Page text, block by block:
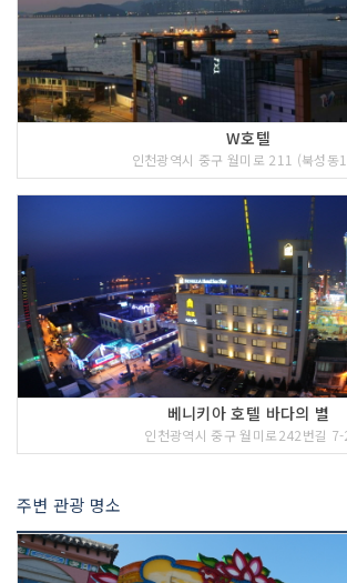
W호텔
인천광역시 중구 월미로 211 (북성동
베니키아 호텔 바다의 별
인천광역시 중구 월미로242번길
주변 관광 명소